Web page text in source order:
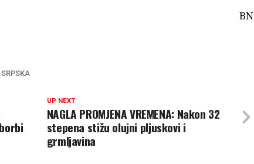
BN
UP NEXT
NAGLA PROMJENA VREMENA: Nakon 32
stepena stižu olujni pljuskovi i
grmljavina